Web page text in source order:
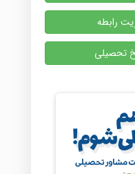
رابطه
تحصیلی